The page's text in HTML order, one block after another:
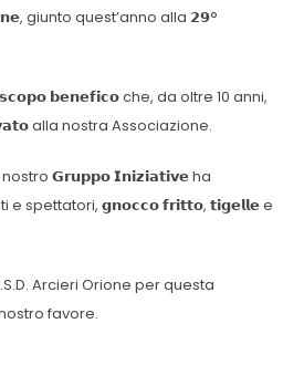
giunto quest’anno alla 𝟮𝟵°
𝗯𝗲𝗻𝗲𝗳𝗶𝗰𝗼 che, da oltre 10 anni,
alla nostra Associazione.
𝗚𝗿𝘂𝗽𝗽𝗼 𝗜𝗻𝗶𝘇𝗶𝗮𝘁𝗶𝘃𝗲 ha
spettatori, 𝗴𝗻𝗼𝗰𝗰𝗼 𝗳𝗿𝗶𝘁𝘁𝗼, 𝘁𝗶𝗴𝗲𝗹𝗹𝗲 e
Arcieri Orione per questa
nostro favore.